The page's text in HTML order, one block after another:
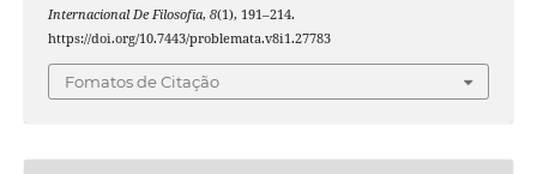
Internacional De Filosofia, 8(1), 191–214.
https://doi.org/10.7443/problemata.v8i1.27783
Fomatos de Citação